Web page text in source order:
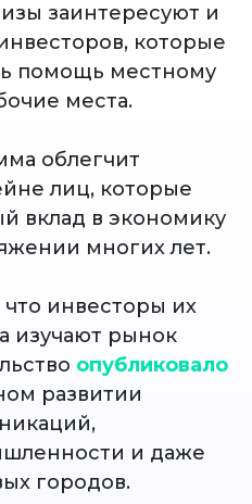
заинтересуют и
которые
помощь местному
места.
облегчит
лиц, которые
вклад в экономику
многих лет.
инвесторы их
изучают рынок
опубликовало
развитии
и даже
городов.